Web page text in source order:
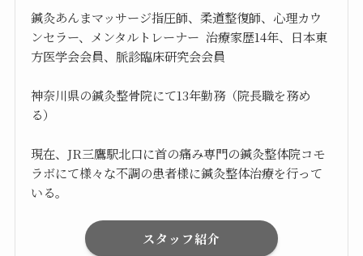
鍼灸あんまマッサージ指圧師、柔道整復師、心理カウ
ンセラー、メンタルトレーナー 治療家歴14年、日本東
方医学会会員、脈診臨床研究会会員
神奈川県の鍼灸整骨院にて13年勤務（院長職を務め
る）
現在、JR三鷹駅北口に首の痛み専門の鍼灸整体院コモ
ラボにて様々な不調の患者様に鍼灸整体治療を行って
いる。
スタッフ紹介